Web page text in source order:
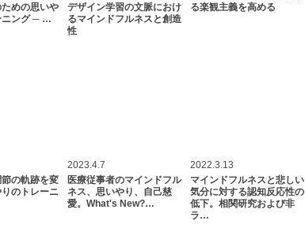
めの思いや
ニング ─ …
デザイン学習の文脈におけ
るマインドフルネスと創造
性
る楽観主義を高める
の軌跡を変
のトレーニ
2023.4.7
医療従事者のマインドフル
ネス、思いやり、自己慈
愛。What's New?…
2022.3.13
マインドフルネスと悲しい
気分に対する認知反応性の
低下。相関研究および非
ラ…